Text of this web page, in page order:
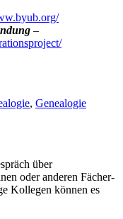
–
, Genealogie
über
oder anderen Fächer-
Kollegen können es